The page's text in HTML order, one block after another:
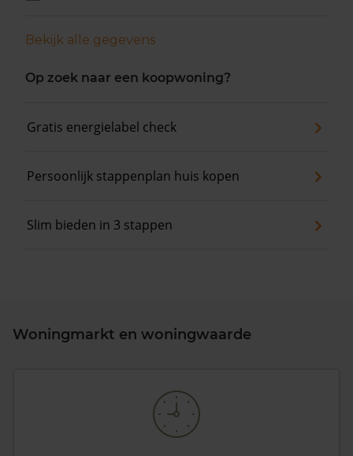
Bekijk alle gegevens
Op zoek naar een koopwoning?
Gratis energielabel check
Persoonlijk stappenplan huis kopen
Slim bieden in 3 stappen
Woningmarkt en woningwaarde